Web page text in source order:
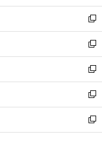
開
く
ウ
で
開
く
ン
ド
ウ
で
開
く
ウ
ィ
ン
ド
ウ
で
開
く
新
し
い
ウ
ィ
ン
ド
ウ
で
開
新
し
い
ウ
ィ
ン
ド
ウ
新
し
い
ウ
ィ
ン
新
し
い
ウ
新
し